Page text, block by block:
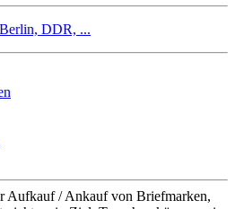
DDR, ...
Aufkauf / Ankauf von Briefmarken,